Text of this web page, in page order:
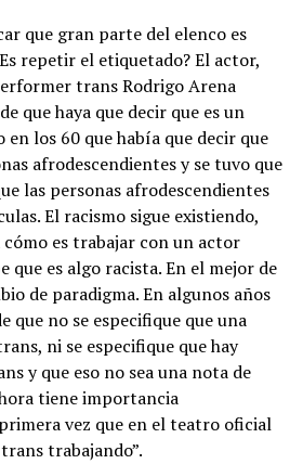
que gran parte del elenco es
repetir el etiquetado? El actor,
trans Rodrigo Arena
que haya que decir que es un
en los 60 que había que decir que
afrodescendientes y se tuvo que
las personas afrodescendientes
El racismo sigue existiendo,
es trabajar con un actor
que es algo racista. En el mejor de
de paradigma. En algunos años
que no se especifique que una
ni se especifique que hay
y que eso no sea una nota de
tiene importancia
vez que en el teatro oficial
trabajando”.